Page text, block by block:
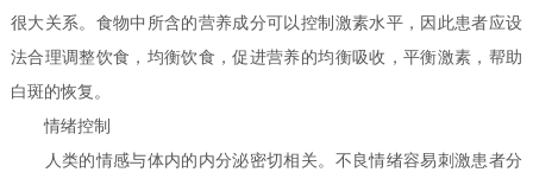
很大关系。食物中所含的营养成分可以控制激素水平，因此患者应设
法合理调整饮食，均衡饮食，促进营养的均衡吸收，平衡激素，帮助
白斑的恢复。
情绪控制
人类的情感与体内的内分泌密切相关。不良情绪容易刺激患者分